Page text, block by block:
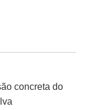
concreta do